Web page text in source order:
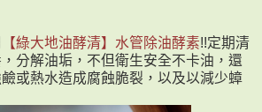
【綠大地油酵清】水管除油酵素!!定期清
分解油垢，不但衛生安全不卡油，還
或熱水造成腐蝕脆裂，以及以減少蟑